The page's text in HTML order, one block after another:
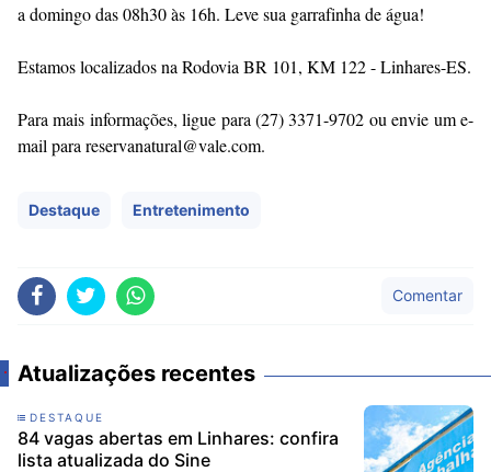
a domingo das 08h30 às 16h. Leve sua garrafinha de água!
Estamos localizados na Rodovia BR 101, KM 122 - Linhares-ES.
Para mais informações, ligue para (27) 3371-9702 ou envie um e-
mail para reservanatural@vale.com.
Destaque Entretenimento
Comentar
Atualizações recentes
DESTAQUE
84 vagas abertas em Linhares: confira
lista atualizada do Sine